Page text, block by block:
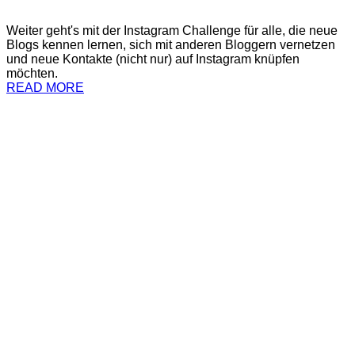
Weiter geht's mit der Instagram Challenge für alle, die neue
Blogs kennen lernen, sich mit anderen Bloggern vernetzen
und neue Kontakte (nicht nur) auf Instagram knüpfen
möchten.
READ MORE